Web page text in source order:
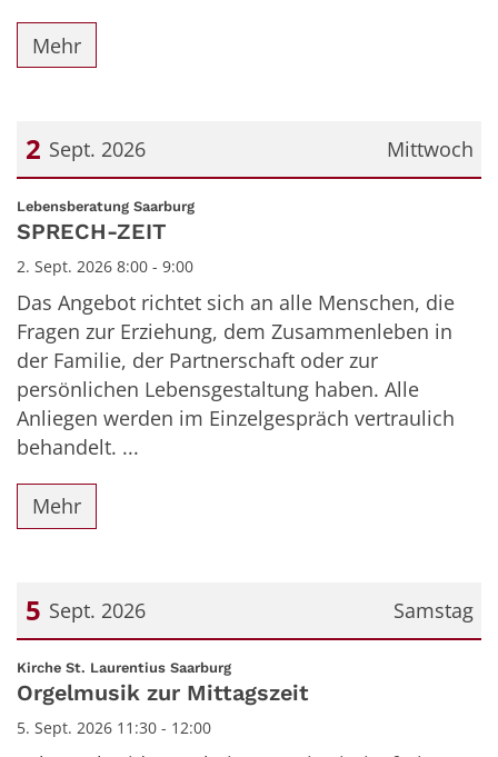
Mehr
Mittwoch
2 Sept. 2026
Datum: 2. September 2026
Lebensberatung Saarburg:
SPRECH-ZEIT
2. Sept. 2026 8:00 - 9:00
Das Angebot richtet sich an alle Menschen, die
Fragen zur Erziehung, dem Zusammenleben in
der Familie, der Partnerschaft oder zur
persönlichen Lebensgestaltung haben. Alle
Anliegen werden im Einzelgespräch vertraulich
behandelt. ...
Mehr
Samstag
5 Sept. 2026
Datum: 5. September 2026
Kirche St. Laurentius Saarburg:
Orgelmusik zur Mittagszeit
5. Sept. 2026 11:30 - 12:00